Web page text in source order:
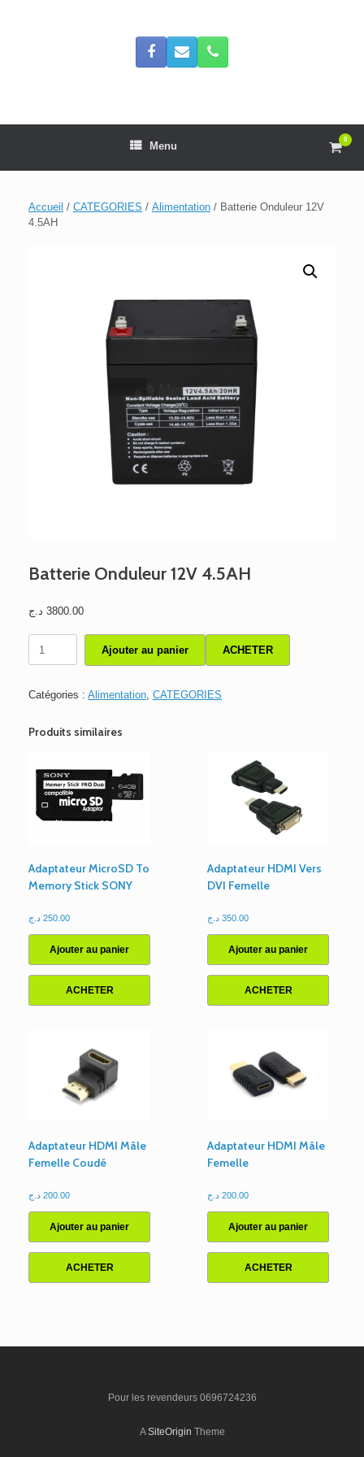
Menu
View
cart
0
Accueil / CATEGORIES / Alimentation / Batterie Onduleur 12V
4.5AH
Batterie Onduleur 12V 4.5AH
3800.00 د.ج
Onduleur
Ajouter au panier ACHETER
Catégories : Alimentation, CATEGORIES
Produits similaires
Adaptateur MicroSD To
Memory Stick SONY
250.00 د.ج
Ajouter au panier
ACHETER
Adaptateur HDMI Vers
DVI Femelle
350.00 د.ج
Ajouter au panier
ACHETER
Adaptateur HDMI Mâle
Femelle Coudé
200.00 د.ج
Ajouter au panier
ACHETER
Adaptateur HDMI Mâle
Femelle
200.00 د.ج
Ajouter au panier
ACHETER
Pour les revendeurs 0696724236
ASiteOrigin Theme